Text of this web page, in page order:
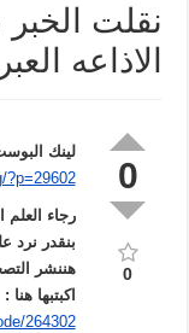
نقلت
الاذاعه
0
0
لينك
?p=29602
بنقدر نرد
هننشر
اكبتبها هنا :
264302